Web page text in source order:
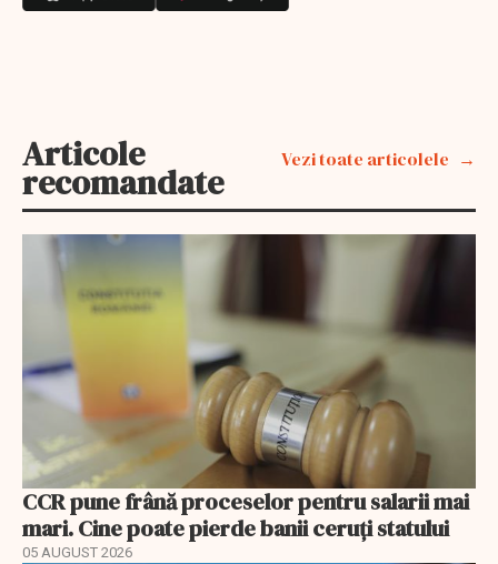
Articole
recomandate
Vezi toate articolele
CCR pune frână proceselor pentru salarii mai
mari. Cine poate pierde banii ceruți statului
05 AUGUST 2026